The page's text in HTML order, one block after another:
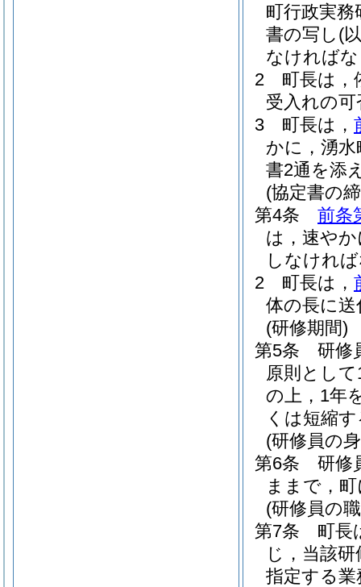
町行政実務
書の写し (
なければ
2
町長は，
受入れの
3
町長は，
かに，湧
書2通を添
(協定書の
第4条
前条
は，速や
しなけれ
2
町長は，
体の長に
(研修期間)
第5条
研修
原則とし
の上，1年
くは短縮
(研修員の
第6条
研修
ままで，
(研修員の
第7条
町長
じ，当該
指定する